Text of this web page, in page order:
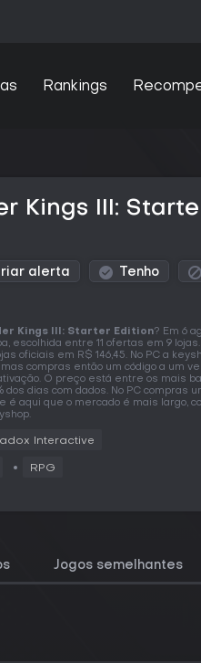
Rankings
Kings III:
alerta Tenho
Kings III: Starter Edition? Em 6
escolhida entre 11 ofertas em 9 lojas.
oficiais em R$ 146,45. No PC a
compras então um código a um
O preço está entre os mais
dias com dados. No PC compras
é aqui que o mercado é mais largo,
Interactive
RPG
Jogos semelhantes